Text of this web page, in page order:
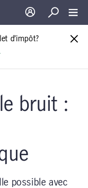
Ouverture de
Recherche
d’impôt?
bruit :
possible avec